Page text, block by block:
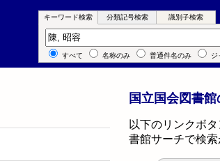
キーワード検索 分類記号検索 識別子検索
キーワード検索
すべて 名称のみ 普通件名のみ ジ
国立国会図書
以下のリンクボ
書館サーチで検索